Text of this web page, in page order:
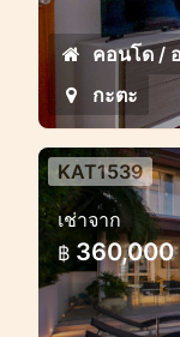
คอนโด /
กะตะ
กะตะวิววิ
ขอบชิด
วิลล่าหรูในที่
KAT1539
เช่าจาก
฿